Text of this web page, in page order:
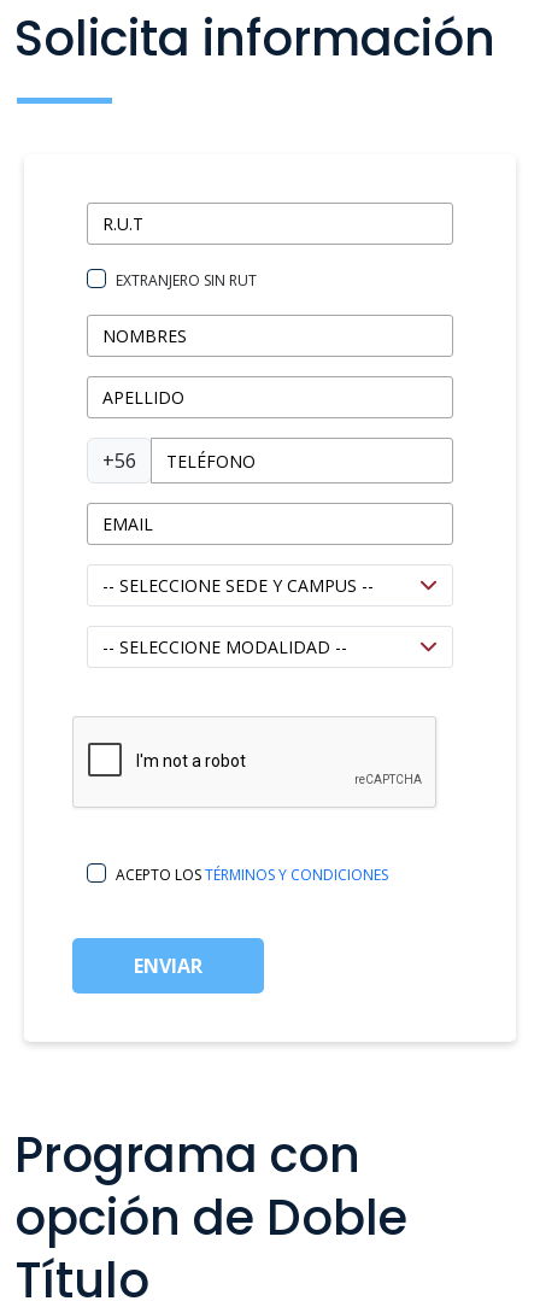
Solicita información
EXTRANJERO SIN RUT
+56
ACEPTO LOSTÉRMINOS Y CONDICIONES
ENVIAR
Programa con
opción de Doble
Título